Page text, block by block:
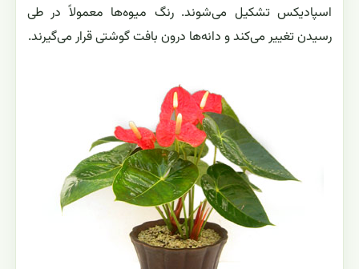
اسپادیکس تشکیل می‌شوند. رنگ میوه‌ها معمولاً در طی
رسیدن تغییر می‌کند و دانه‌ها درون بافت گوشتی قرار می‌گیرند.